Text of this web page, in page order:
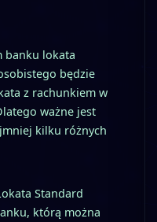
banku lokata
będzie
z rachunkiem w
ważne jest
kilku różnych
Standard
którą można